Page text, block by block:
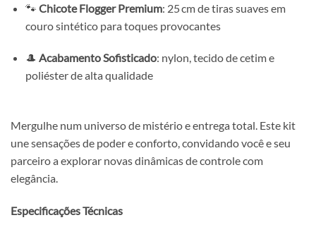
🐾 Chicote Flogger Premium: 25 cm de tiras suaves em
couro sintético para toques provocantes
🎩 Acabamento Sofisticado: nylon, tecido de cetim e
poliéster de alta qualidade
Mergulhe num universo de mistério e entrega total. Este kit
une sensações de poder e conforto, convidando você e seu
parceiro a explorar novas dinâmicas de controle com
elegância.
Especificações Técnicas